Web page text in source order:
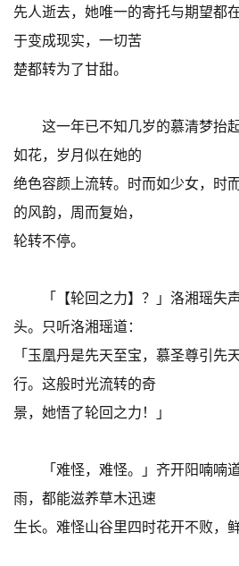
先人逝去，她唯一的寄托与期望都
于变成现实，一切苦
楚都转为了甘甜。
这一年已不知几岁的慕清梦抬
如花，岁月似在她的
绝色容颜上流转。时而如少女，时
的风韵，周而复始，
轮转不停。
「【轮回之力】？」洛湘瑶失
头。只听洛湘瑶道：
「玉凰丹是先天至宝，慕圣尊引先
行。这般时光流转的奇
景，她悟了轮回之力！」
「难怪，难怪。」齐开阳喃喃
雨，都能滋养草木迅速
生长。难怪山谷里四时花开不败，